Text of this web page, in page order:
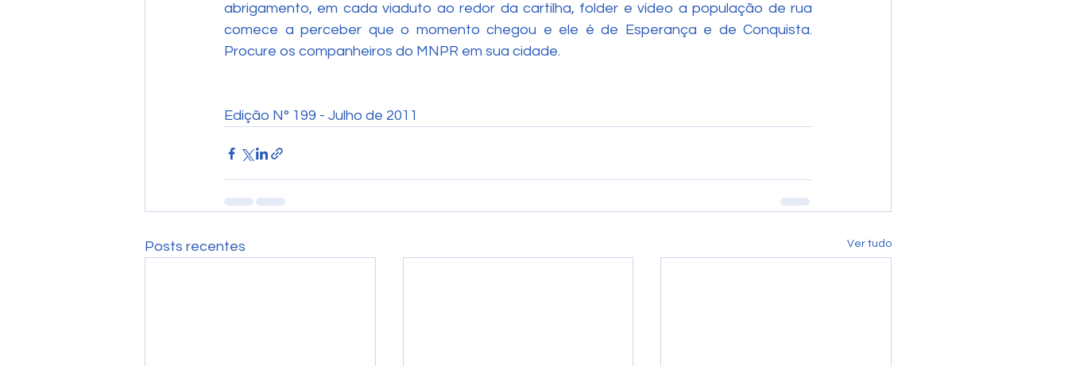
abrigamento, em cada viaduto ao redor da cartilha, folder e vídeo a população de rua
comece a perceber que o momento chegou e ele é de Esperança e de Conquista.
Procure os companheiros do MNPR em sua cidade.
Edição N° 199 - Julho de 2011
Posts recentes Ver tudo